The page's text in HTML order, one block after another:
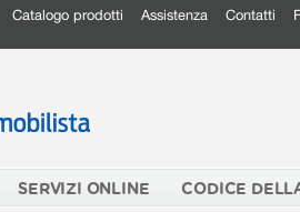
Catalogo prodotti Assistenza Contatti
SERVIZI ONLINE CODICE